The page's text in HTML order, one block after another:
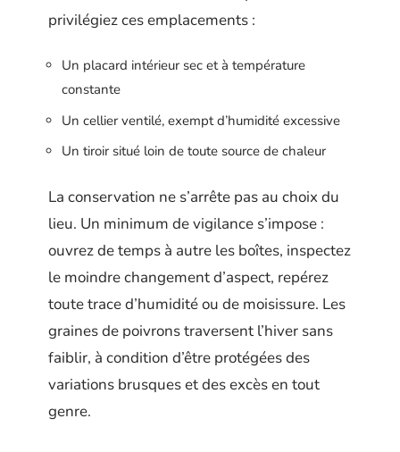
privilégiez ces emplacements :
Un placard intérieur sec et à température
constante
Un cellier ventilé, exempt d’humidité excessive
Un tiroir situé loin de toute source de chaleur
La conservation ne s’arrête pas au choix du
lieu. Un minimum de vigilance s’impose :
ouvrez de temps à autre les boîtes, inspectez
le moindre changement d’aspect, repérez
toute trace d’humidité ou de moisissure. Les
graines de poivrons traversent l’hiver sans
faiblir, à condition d’être protégées des
variations brusques et des excès en tout
genre.